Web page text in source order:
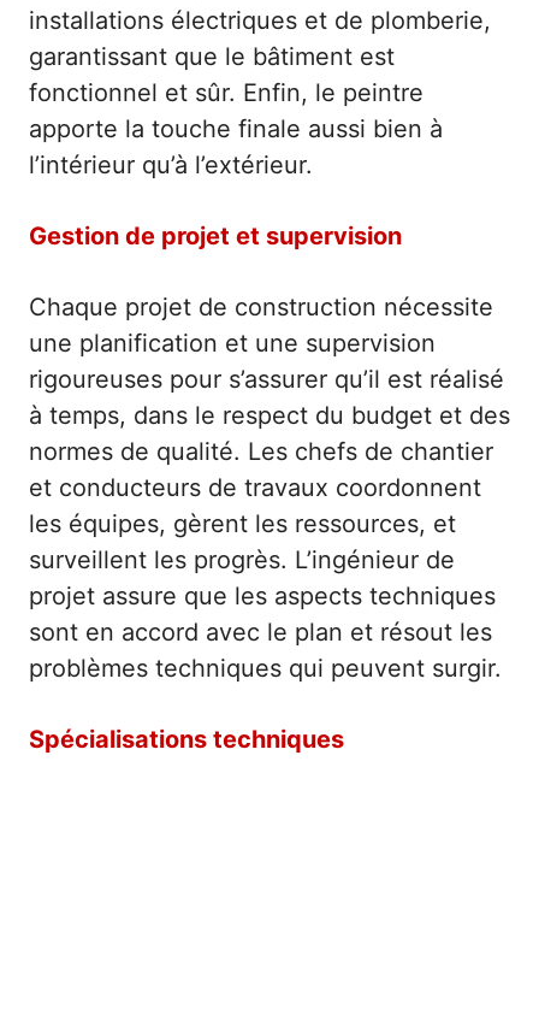
installations électriques et de plomberie,
garantissant que le bâtiment est
fonctionnel et sûr. Enfin, le peintre
apporte la touche finale aussi bien à
l’intérieur qu’à l’extérieur.
Gestion de projet et supervision
Chaque projet de construction nécessite
une planification et une supervision
rigoureuses pour s’assurer qu’il est réalisé
à temps, dans le respect du budget et des
normes de qualité. Les chefs de chantier
et conducteurs de travaux coordonnent
les équipes, gèrent les ressources, et
surveillent les progrès. L’ingénieur de
projet assure que les aspects techniques
sont en accord avec le plan et résout les
problèmes techniques qui peuvent surgir.
Spécialisations techniques